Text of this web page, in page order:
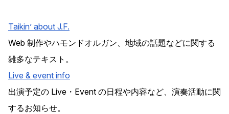
Taikin’ about J.F.
Web 制作やハモンドオルガン、地域の話題などに関する
雑多なテキスト。
Live & event info
出演予定の Live・Event の日程や内容など、演奏活動に関
するお知らせ。